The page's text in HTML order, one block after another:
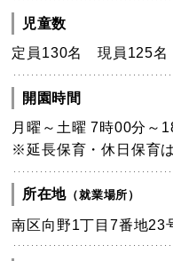
児童数
定員130名 現員125名
開園時間
月曜～土曜 7時00分～
※延長保育・休日保育は
所在地 （就業場所）
南区向野1丁目7番地23